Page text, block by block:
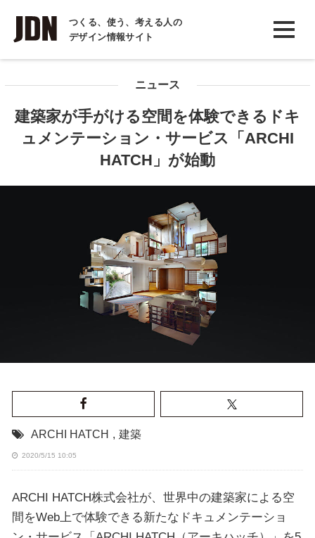
つくる、使う、考える人の
デザイン情報サイト
INTERVIEW
インタビュー
COLUMN
ニュース
建築家が手がける空間を体験できるドキ
ュメンテーション・サービス「ARCHI
HATCH」が始動
ARCHI HATCH , 建築
2020/5/15 10:05
ARCHI HATCH株式会社が、世界中の建築家による空
間をWeb上で体験できる新たなドキュメンテーショ